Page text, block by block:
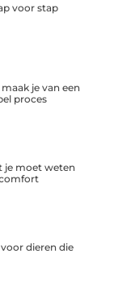
voor stap
je van een
proces
je moet weten
dieren die